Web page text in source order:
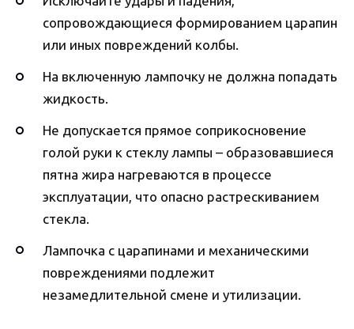
сопровождающиеся формированием царапин
или иных повреждений колбы.
На включенную лампочку не должна попадать
жидкость.
Не допускается прямое соприкосновение
голой руки к стеклу лампы – образовавшиеся
пятна жира нагреваются в процессе
эксплуатации, что опасно растрескиванием
стекла.
Лампочка с царапинами и механическими
повреждениями подлежит
незамедлительной смене и утилизации.